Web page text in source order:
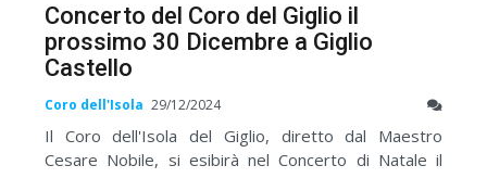
Concerto del Coro del Giglio il
prossimo 30 Dicembre a Giglio
Castello
Coro dell'Isola 29/12/2024
Il Coro dell'Isola del Giglio, diretto dal Maestro
Cesare Nobile, si esibirà nel Concerto di Natale il